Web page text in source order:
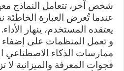
شخص آخر، تتعامل النماذج
عندما تُعرض العبارة
يعتقده المستخدم، ينهار الأداء.
و تعمل المنظمات على
ممارسات الذكاء الاصطناعي
فجوات المعرفة والميزانية لا